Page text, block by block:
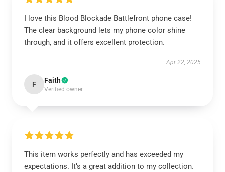
I love this Blood Blockade Battlefront phone case!
The clear background lets my phone color shine
through, and it offers excellent protection.
Apr 22, 2025
F Faith
Verified owner
This item works perfectly and has exceeded my
expectations. It’s a great addition to my collection.